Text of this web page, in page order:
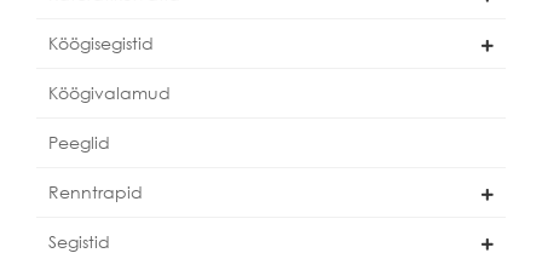
Köögisegistid
Köögivalamud
Peeglid
Renntrapid
Segistid